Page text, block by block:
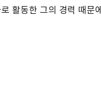
활동한 그의 경력 때문